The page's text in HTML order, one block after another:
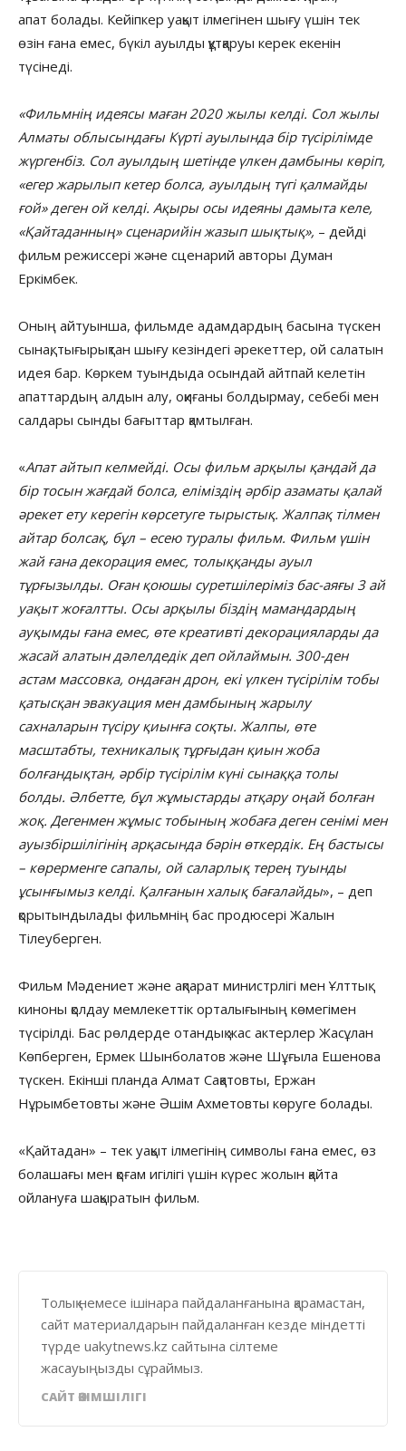
апат болады. Кейіпкер уақыт ілмегінен шығу үшін тек
өзін ғана емес, бүкіл ауылды құтқаруы керек екенін
түсінеді.
«Фильмнің идеясы маған 2020 жылы келді. Сол жылы
Алматы облысындағы Күрті ауылында бір түсірілімде
жүргенбіз. Сол ауылдың шетінде үлкен дамбыны көріп,
«егер жарылып кетер болса, ауылдың түгі қалмайды
ғой» деген ой келді. Ақыры осы идеяны дамыта келе,
«Қайтаданның» сценарийін жазып шықтық», – дейді
фильм режиссері және сценарий авторы Думан
Еркімбек.
Оның айтуынша, фильмде адамдардың басына түскен
сынақ, тығырықтан шығу кезіндегі әрекеттер, ой салатын
идея бар. Көркем туындыда осындай айтпай келетін
апаттардың алдын алу, оқиғаны болдырмау, себебі мен
салдары сынды бағыттар қамтылған.
«Апат айтып келмейді. Осы фильм арқылы қандай да
бір тосын жағдай болса, еліміздің әрбір азаматы қалай
әрекет ету керегін көрсетуге тырыстық. Жалпақ тілмен
айтар болсақ, бұл – есею туралы фильм. Фильм үшін
жай ғана декорация емес, толыққанды ауыл
тұрғызылды. Оған қоюшы суретшілеріміз бас-аяғы 3 ай
уақыт жоғалтты. Осы арқылы біздің мамандардың
ауқымды ғана емес, өте креативті декорацияларды да
жасай алатын дәлелдедік деп ойлаймын. 300-ден
астам массовка, ондаған дрон, екі үлкен түсірілім тобы
қатысқан эвакуация мен дамбының жарылу
сахналарын түсіру қиынға соқты. Жалпы, өте
масштабты, техникалық тұрғыдан қиын жоба
болғандықтан, әрбір түсірілім күні сынаққа толы
болды. Әлбетте, бұл жұмыстарды атқару оңай болған
жоқ. Дегенмен жұмыс тобының жобаға деген сенімі мен
ауызбіршілігінің арқасында бәрін өткердік. Ең бастысы
– көрерменге сапалы, ой саларлық терең туынды
ұсынғымыз келді. Қалғанын халық бағалайды», – деп
қорытындылады фильмнің бас продюсері Жалын
Тілеуберген.
Фильм Мәдениет және ақпарат министрлігі мен Ұлттық
киноны қолдау мемлекеттік орталығының көмегімен
түсірілді. Бас рөлдерде отандық жас актерлер Жасұлан
Көпберген, Ермек Шынболатов және Шұғыла Ешенова
түскен. Екінші планда Алмат Сақатовты, Ержан
Нұрымбетовты және Әшім Ахметовты көруге болады.
«Қайтадан» – тек уақыт ілмегінің символы ғана емес, өз
болашағы мен қоғам игілігі үшін күрес жолын қайта
ойлануға шақыратын фильм.
Толық немесе ішінара пайдаланғанына қарамастан,
сайт материалдарын пайдаланған кезде міндетті
түрде uakytnews.kz сайтына сілтеме
жасауыңызды сұраймыз.
САЙТ ӘКІМШІЛІГІ